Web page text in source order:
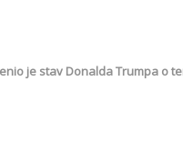
je stav Donalda Trumpa o